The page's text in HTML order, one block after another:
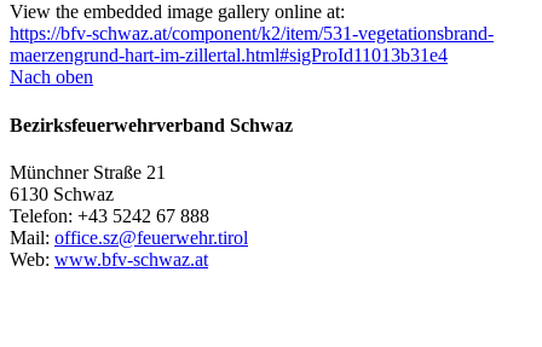
View the embedded image gallery online at:
https://bfv-schwaz.at/component/k2/item/531-vegetationsbrand-
maerzengrund-hart-im-zillertal.html#sigProId11013b31e4
Nach oben
Bezirksfeuerwehrverband Schwaz
Münchner Straße 21
6130 Schwaz
Telefon: +43 5242 67 888
Mail: office.sz@feuerwehr.tirol
Web: www.bfv-schwaz.at